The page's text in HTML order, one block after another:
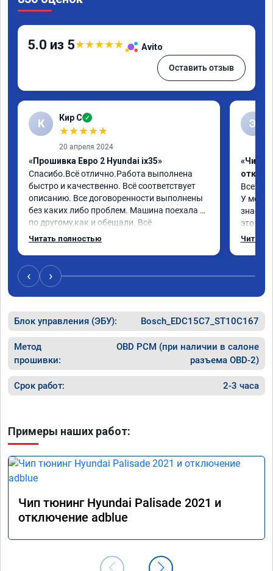
5.0 из 5★★★★★ Avito
Оставить отзыв
К Кир С ✓
★★★★★
20 апреля 2024
«Прошивка Евро 2 Hyundai ix35»
Спасибо.Всё отлично.Работа выполнена
быстро и качественно. Всё соответствует
описанию. Все договоренности выполнены
без каких либо проблем. Машина поехала
по другому,как и обещали. Всё
понравилось. Рекомендую данную
Читать полностью
Э
«Чип
Всех
У меня
знает
это
газов,
как
Машина
ничего
сразу.
В
Читать
‹ ›
Блок управления (ЭБУ): Bosch_EDC15C7_ST10C167
Метод
прошивки:
OBD PCM (при наличии в салоне
разъема OBD-2)
Срок работ: 2-3 часа
Примеры наших работ:
Чип тюнинг Hyundai Palisade 2021 и
отключение adblue